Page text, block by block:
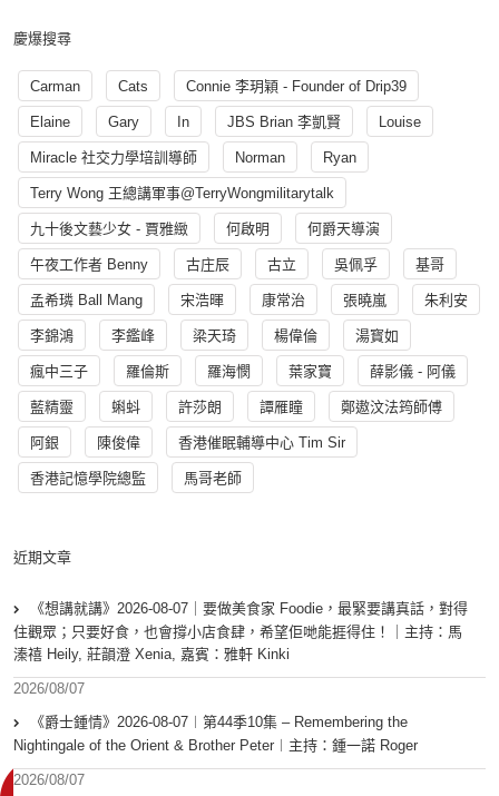
慶爆搜尋
Carman Cats Connie 李玥穎 - Founder of Drip39
Elaine Gary In JBS Brian 李凱賢 Louise
Miracle 社交力學培訓導師 Norman Ryan
Terry Wong 王總講軍事@TerryWongmilitarytalk
九十後文藝少女 - 賈雅緻 何啟明 何爵天導演
午夜工作者 Benny 古庄辰 古立 吳佩孚 基哥
孟希璘 Ball Mang 宋浩暉 康常治 張曉嵐 朱利安
李錦鴻 李鑑峰 梁天琦 楊偉倫 湯寳如
瘋中三子 羅倫斯 羅海憫 葉家寶 薛影儀 - 阿儀
藍精靈 蝌蚪 許莎朗 譚雁瞳 鄭遨汶法筠師傅
阿銀 陳俊偉 香港催眠輔導中心 Tim Sir
香港記憶學院總監 馬哥老師
近期文章
《想講就講》2026-08-07｜要做美食家 Foodie，最緊要講真話，對得
住觀眾；只要好食，也會撐小店食肆，希望佢哋能捱得住！｜主持：馬
溱禧 Heily, 莊韻澄 Xenia, 嘉賓：雅軒 Kinki
2026/08/07
《爵士鍾情》2026-08-07︱第44季10集 – Remembering the
Nightingale of the Orient & Brother Peter︱主持：鍾一諾 Roger
2026/08/07